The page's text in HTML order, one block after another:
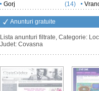
Gorj
(14)
Anunturi gratuite
Lista anunturi filtrate, Categorie:
Judet: Covasna